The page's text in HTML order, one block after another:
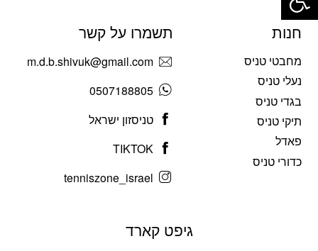
חנות
מחבטי טניס
נעלי טניס
בגדי טניס
תיקי טניס
פאדל
כדורי טניס
תשמרו על קשר
m.d.b.shivuk@gmail.com
0507188805
טניסזון ישראל
TIKTOK
tenniszone_israel
גיפט קארד